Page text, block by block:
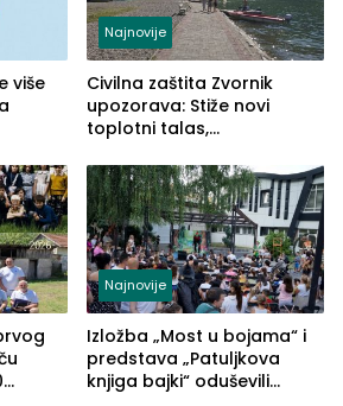
više
Najnovije
Civilna zaštita Zvornik
upozorava: Stiže novi
toplotni talas,
Najnovije
Izložba „Most u bojama“ i
predstava „Patuljkova
knjiga bajki“ oduševili